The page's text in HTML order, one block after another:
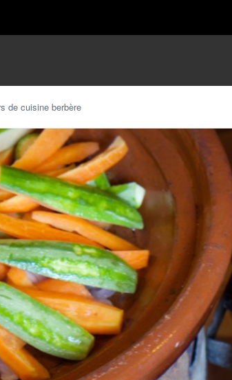
de cuisine berbère